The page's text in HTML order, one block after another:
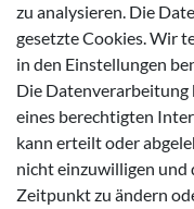
Versanddienstleister
zu analysieren. Die
gesetzte Cookies. Wir
in den Einstellungen
Die Datenverarbeitung
eines berechtigten
kann erteilt oder
nicht einzuwilligen und
Zeitpunkt zu ändern